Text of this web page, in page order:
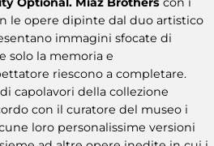
le opere dipinte dal duo artistico
immagini sfocate di
solo la memoria e
riescono a completare.
capolavori della collezione
con il curatore del museo i
loro personalissime versioni